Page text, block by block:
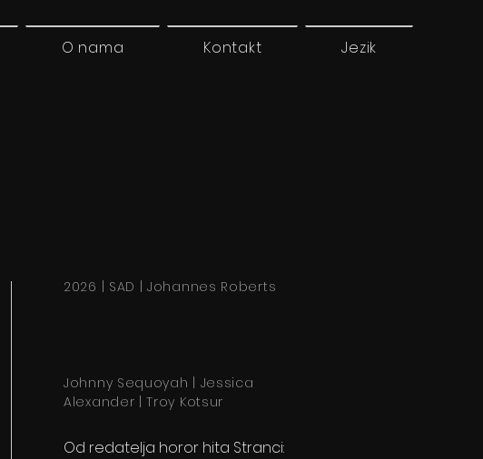
O nama Kontakt Jezik
2026 | SAD | Johannes Roberts
Johnny Sequoyah | Jessica
Alexander | Troy Kotsur
Od redatelja horor hita Stranci: